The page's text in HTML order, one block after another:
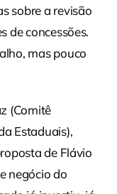
sobre a revisão
de concessões.
mas pouco
(Comitê
Estaduais),
de Flávio
negócio do